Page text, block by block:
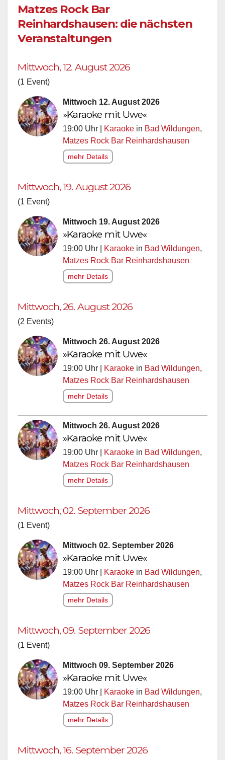
Matzes Rock Bar
Reinhardshausen: die nächsten
Veranstaltungen
Mittwoch, 12. August 2026
(1 Event)
Mittwoch 12. August 2026
»Karaoke mit Uwe«
19:00 Uhr | Karaoke in Bad Wildungen,
Matzes Rock Bar Reinhardshausen
mehr Details
Mittwoch, 19. August 2026
(1 Event)
Mittwoch 19. August 2026
»Karaoke mit Uwe«
19:00 Uhr | Karaoke in Bad Wildungen,
Matzes Rock Bar Reinhardshausen
mehr Details
Mittwoch, 26. August 2026
(2 Events)
Mittwoch 26. August 2026
»Karaoke mit Uwe«
19:00 Uhr | Karaoke in Bad Wildungen,
Matzes Rock Bar Reinhardshausen
mehr Details
Mittwoch 26. August 2026
»Karaoke mit Uwe«
19:00 Uhr | Karaoke in Bad Wildungen,
Matzes Rock Bar Reinhardshausen
mehr Details
Mittwoch, 02. September 2026
(1 Event)
Mittwoch 02. September 2026
»Karaoke mit Uwe«
19:00 Uhr | Karaoke in Bad Wildungen,
Matzes Rock Bar Reinhardshausen
mehr Details
Mittwoch, 09. September 2026
(1 Event)
Mittwoch 09. September 2026
»Karaoke mit Uwe«
19:00 Uhr | Karaoke in Bad Wildungen,
Matzes Rock Bar Reinhardshausen
mehr Details
Mittwoch, 16. September 2026